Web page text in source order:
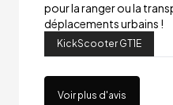
pour la ranger ou la
déplacements urbains !
KickScooter GT1E
Voir plus d'avis